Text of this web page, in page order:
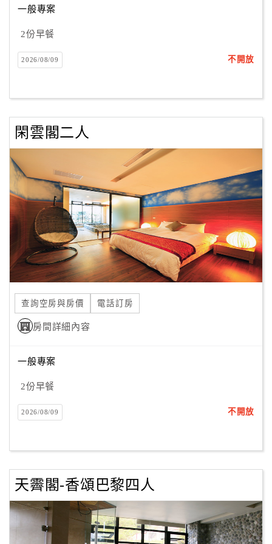
訂
房
Q&A
旅
卡
房
請
款
收
據
合
作
提
案
店
作
商
合
作
一般專案
2份早餐
2026/08/09 不開放
閑雲閣二人
查詢空房與房價 電話訂房
房間詳細內容
一般專案
2份早餐
2026/08/09 不開放
天霽閣-香頌巴黎四人